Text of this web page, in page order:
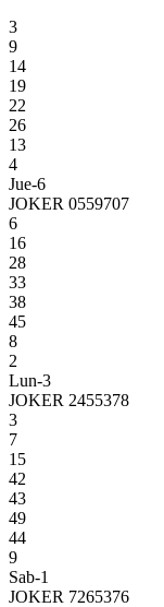
3
9
14
19
22
26
13
4
Jue-6
JOKER 0559707
6
16
28
33
38
45
8
2
Lun-3
JOKER 2455378
3
7
15
42
43
49
44
9
Sab-1
JOKER 7265376